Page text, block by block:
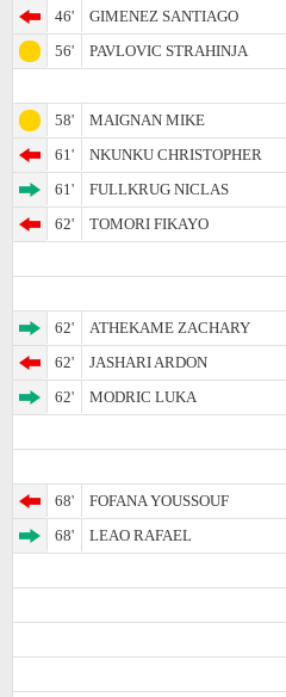
46'
GIMENEZ SANTIAGO
56'
PAVLOVIC STRAHINJA
58'
MAIGNAN MIKE
61'
NKUNKU CHRISTOPHER
61'
FULLKRUG NICLAS
62'
TOMORI FIKAYO
62'
ATHEKAME ZACHARY
62'
JASHARI ARDON
62'
MODRIC LUKA
68'
FOFANA YOUSSOUF
68'
LEAO RAFAEL